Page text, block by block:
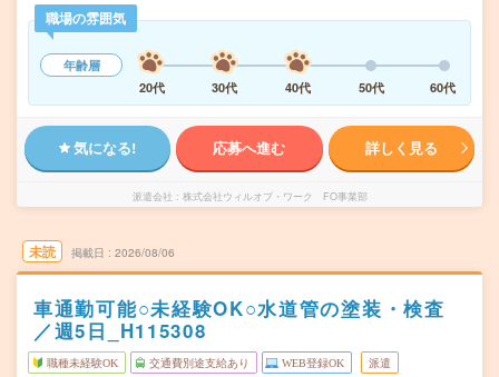
職場の雰囲気
年齢層
20代
30代 40代 50代 60代
気になる! 応募へ進む 詳しく見る
派遣会社 株式会社ウィルオブ・ワーク FO事業部
未読 掲載日 2026/08/06
車通勤可能○未経験OK○水道管の塗装・検査
／週5日_H115308
職種未経験OK 交通費別途支給あり WEB登録OK 派遣